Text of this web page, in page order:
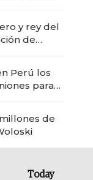
y rey del
de
Perú los
para
de
Today